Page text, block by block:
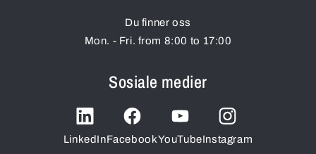
Du finner oss
Mon. - Fri. from 8:00 to 17:00
Sosiale medier
LinkedInFacebookYouTubeInstagram